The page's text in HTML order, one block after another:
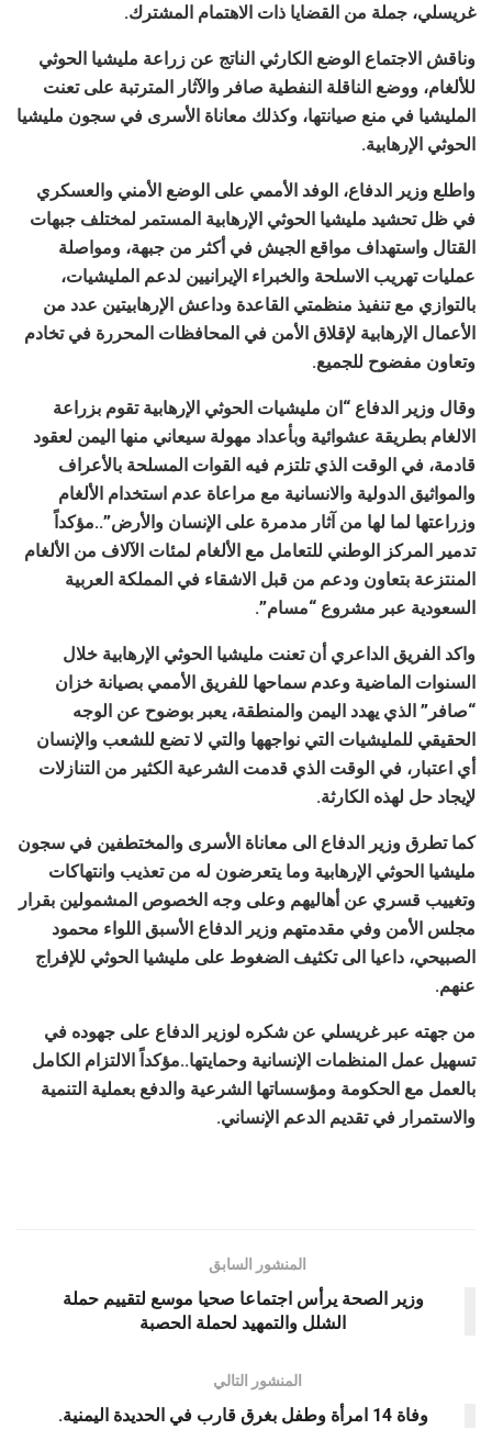
غريسلي، جملة من القضايا ذات الاهتمام المشترك.
وناقش الاجتماع الوضع الكارثي الناتج عن زراعة مليشيا الحوثي
للألغام، ووضع الناقلة النفطية صافر والآثار المترتبة على تعنت
المليشيا في منع صيانتها، وكذلك معاناة الأسرى في سجون مليشيا
الحوثي الإرهابية.
واطلع وزير الدفاع، الوفد الأممي على الوضع الأمني والعسكري
في ظل تحشيد مليشيا الحوثي الإرهابية المستمر لمختلف جبهات
القتال واستهداف مواقع الجيش في أكثر من جبهة، ومواصلة
عمليات تهريب الاسلحة والخبراء الإيرانيين لدعم المليشيات،
بالتوازي مع تنفيذ منظمتي القاعدة وداعش الإرهابيتين عدد من
الأعمال الإرهابية لإقلاق الأمن في المحافظات المحررة في تخادم
وتعاون مفضوح للجميع.
وقال وزير الدفاع “ان مليشيات الحوثي الإرهابية تقوم بزراعة
الالغام بطريقة عشوائية وبأعداد مهولة سيعاني منها اليمن لعقود
قادمة، في الوقت الذي تلتزم فيه القوات المسلحة بالأعراف
والمواثيق الدولية والانسانية مع مراعاة عدم استخدام الألغام
وزراعتها لما لها من آثار مدمرة على الإنسان والأرض”..مؤكداً
تدمير المركز الوطني للتعامل مع الألغام لمئات الآلاف من الألغام
المنتزعة بتعاون ودعم من قبل الاشقاء في المملكة العربية
السعودية عبر مشروع “مسام”.
واكد الفريق الداعري أن تعنت مليشيا الحوثي الإرهابية خلال
السنوات الماضية وعدم سماحها للفريق الأممي بصيانة خزان
“صافر” الذي يهدد اليمن والمنطقة، يعبر بوضوح عن الوجه
الحقيقي للمليشيات التي نواجهها والتي لا تضع للشعب والإنسان
أي اعتبار، في الوقت الذي قدمت الشرعية الكثير من التنازلات
لإيجاد حل لهذه الكارثة.
كما تطرق وزير الدفاع الى معاناة الأسرى والمختطفين في سجون
مليشيا الحوثي الإرهابية وما يتعرضون له من تعذيب وانتهاكات
وتغييب قسري عن أهاليهم وعلى وجه الخصوص المشمولين بقرار
مجلس الأمن وفي مقدمتهم وزير الدفاع الأسبق اللواء محمود
الصبيحي، داعيا الى تكثيف الضغوط على مليشيا الحوثي للإفراج
عنهم.
من جهته عبر غريسلي عن شكره لوزير الدفاع على جهوده في
تسهيل عمل المنظمات الإنسانية وحمايتها..مؤكداً الالتزام الكامل
بالعمل مع الحكومة ومؤسساتها الشرعية والدفع بعملية التنمية
والاستمرار في تقديم الدعم الإنساني.
المنشور السابق
وزير الصحة يرأس اجتماعا صحيا موسع لتقييم حملة
الشلل والتمهيد لحملة الحصبة
المنشور التالي
وفاة 14 امرأة وطفل بغرق قارب في الحديدة اليمنية.